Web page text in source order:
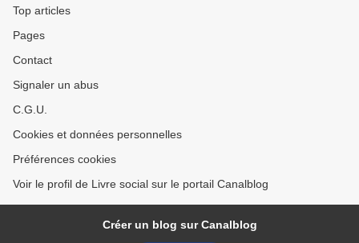
Top articles
Pages
Contact
Signaler un abus
C.G.U.
Cookies et données personnelles
Préférences cookies
Voir le profil de Livre social sur le portail Canalblog
Créer un blog sur Canalblog